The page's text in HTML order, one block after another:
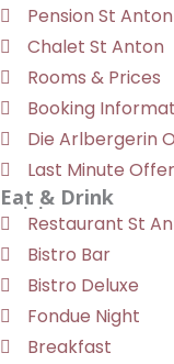
Pension St Anton
Chalet St Anton
Rooms & Prices
Booking
Die Arlbergerin
Last Minute
Eat & Drink
Restaurant St
Bistro Bar
Bistro Deluxe
Fondue Night
Breakfast